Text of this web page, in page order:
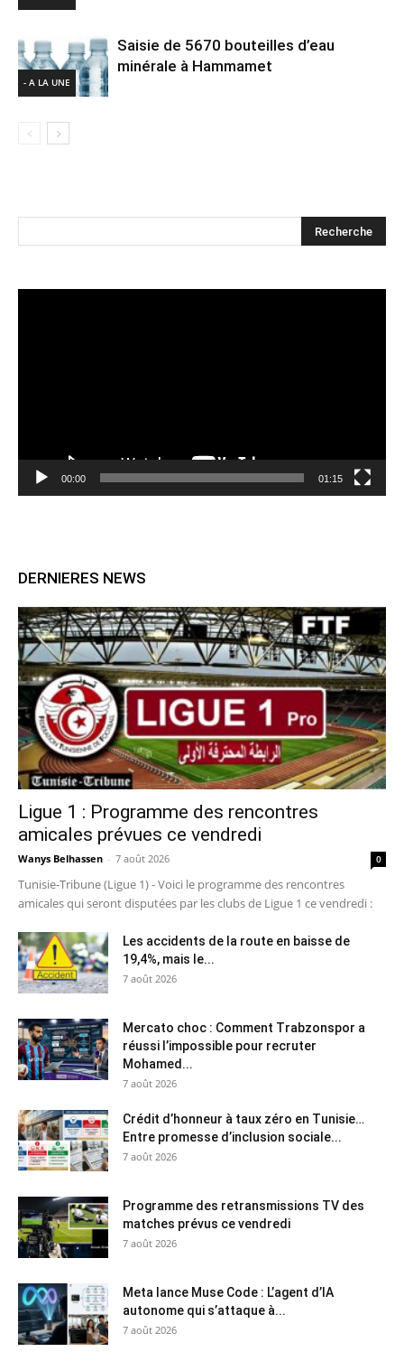
- A LA UNE
Saisie de 5670 bouteilles d’eau
minérale à Hammamet
00:00 01:15
DERNIERES NEWS
Ligue 1 : Programme des rencontres
amicales prévues ce vendredi
Wanys Belhassen - 7 août 2026 0
Tunisie-Tribune (Ligue 1) - Voici le programme des rencontres
amicales qui seront disputées par les clubs de Ligue 1 ce vendredi :
Les accidents de la route en baisse de
19,4%, mais le...
7 août 2026
Mercato choc : Comment Trabzonspor a
réussi l’impossible pour recruter
Mohamed...
7 août 2026
Crédit d’honneur à taux zéro en Tunisie…
Entre promesse d’inclusion sociale...
7 août 2026
Programme des retransmissions TV des
matches prévus ce vendredi
7 août 2026
Meta lance Muse Code : L’agent d’IA
autonome qui s’attaque à...
7 août 2026